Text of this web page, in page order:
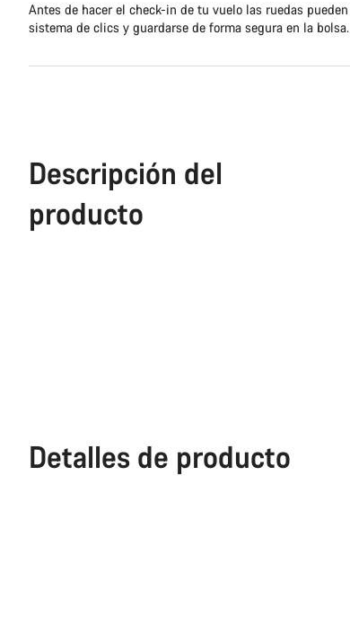
Antes de hacer el check-in de tu vuelo las ruedas
sistema de clics y guardarse de forma segura en la bolsa.
Descripción del
producto
Detalles de producto